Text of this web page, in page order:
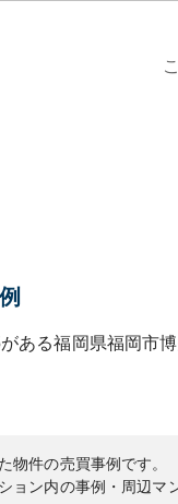
がある福岡県福岡市
物件の売買事例です。
ョン内の事例・周辺マ